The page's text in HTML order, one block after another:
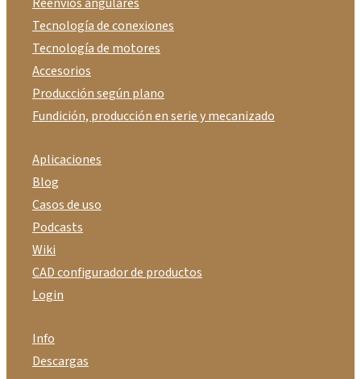
Reenvíos angulares
Tecnología de conexiones
Tecnología de motores
Accesorios
Producción según plano
Fundición, producción en serie y mecanizado
Aplicaciones
Blog
Casos de uso
Podcasts
Wiki
CAD configurador de productos
Login
Info
Descargas